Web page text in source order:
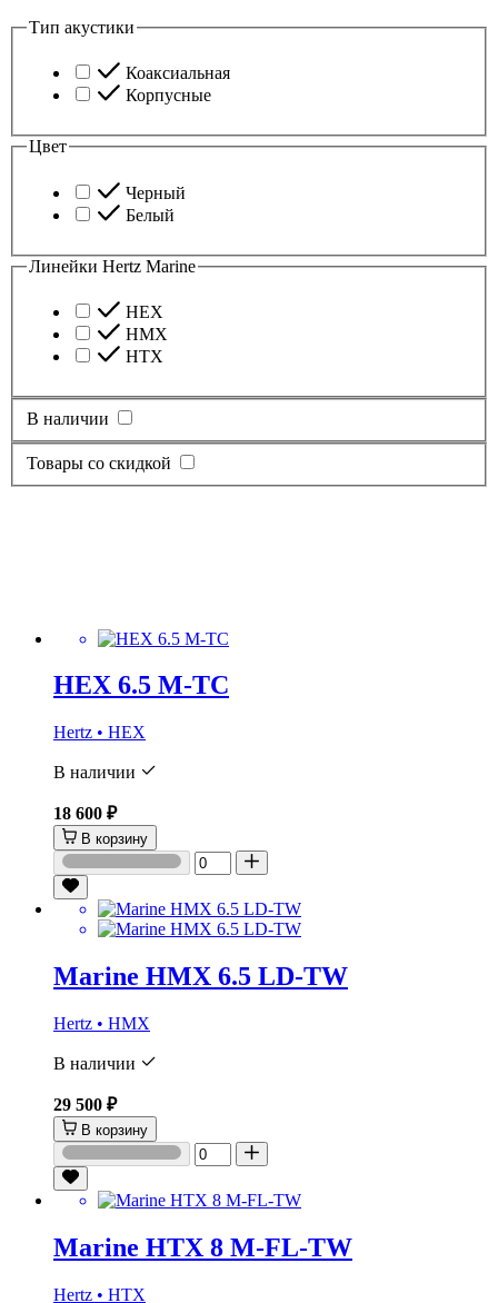
Тип акустики
Коаксиальная
Корпусные
Цвет
Черный
Белый
Линейки Hertz Marine
HEX
HMX
HTX
В наличии
Товары со скидкой
HEX 6.5 M-TC
Hertz • HEX
В наличии
18 600 ₽
В корзину
Marine HMX 6.5 LD-TW
Hertz • HMX
В наличии
29 500 ₽
В корзину
Marine HTX 8 M-FL-TW
Hertz • HTX